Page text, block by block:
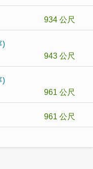
934 公尺
)
943 公尺
)
961 公尺
961 公尺